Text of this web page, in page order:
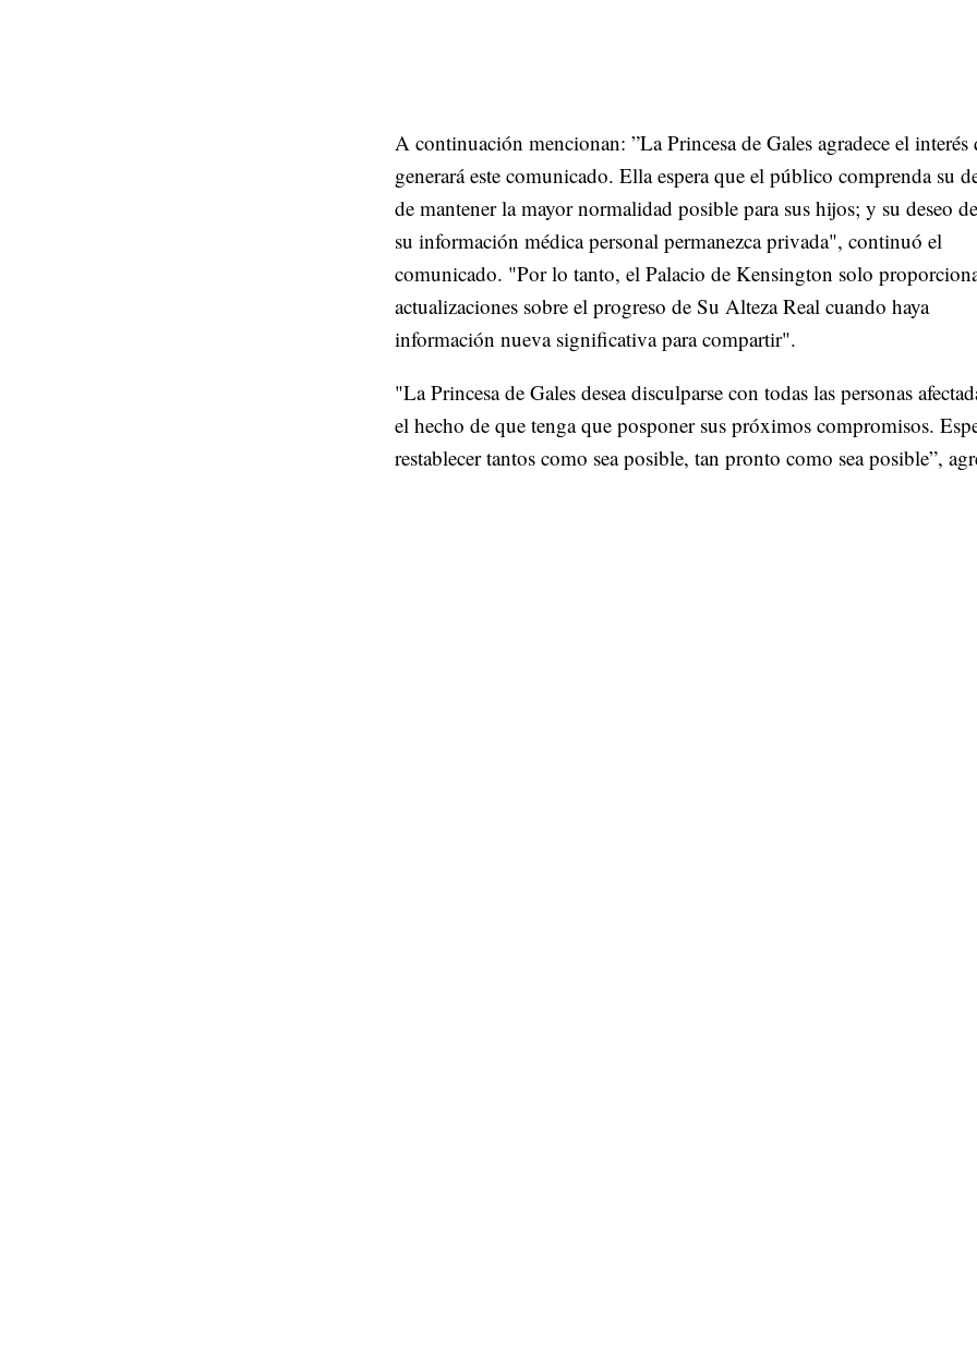
A continuación mencionan: ”La Princesa de Gales agradece el interés
generará este comunicado. Ella espera que el público comprenda su
de mantener la mayor normalidad posible para sus hijos; y su deseo
su información médica personal permanezca privada", continuó el
comunicado. "Por lo tanto, el Palacio de Kensington solo
actualizaciones sobre el progreso de Su Alteza Real cuando haya
información nueva significativa para compartir".
"La Princesa de Gales desea disculparse con todas las personas
el hecho de que tenga que posponer sus próximos compromisos.
restablecer tantos como sea posible, tan pronto como sea posible”,